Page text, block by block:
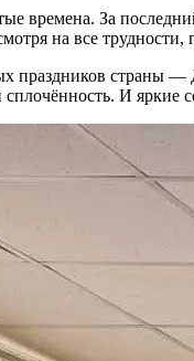
времена. За
на все
праздников страны
И яркие